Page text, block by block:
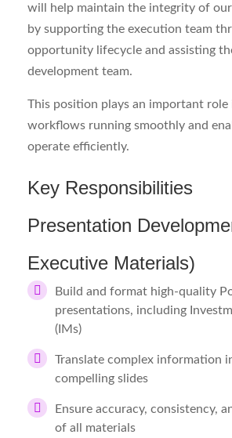
will help maintain the integrity of
by supporting the execution team
opportunity lifecycle and assisting
development team.
This position plays an important role
workflows running smoothly and
operate efficiently.
Key Responsibilities
Presentation
Executive Materials)
Build and format high-quality
presentations, including
(IMs)
Translate complex information
compelling slides
Ensure accuracy, consistency,
of all materials